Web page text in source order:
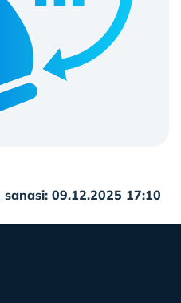
09.12.2025 17:10